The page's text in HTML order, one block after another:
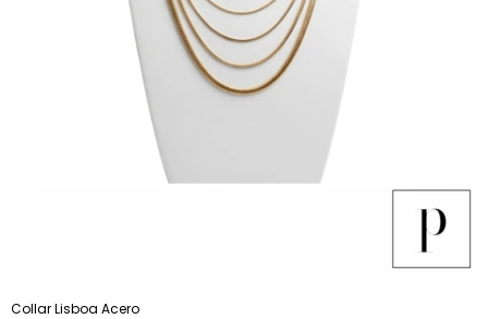
Collar Lisboa Acero